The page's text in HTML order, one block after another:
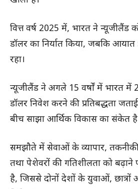
वित्त वर्ष 2025 में, भारत ने न्यूजीलैंड
डॉलर का निर्यात किया, जबकि
रहा।
न्यूजीलैंड ने अगले 15 वर्षों में भारत में
डॉलर निवेश करने की प्रतिबद्धता
बीच साझा आर्थिक विकास का संकेत
समझौते में सेवाओं के व्यापार,
तथा पेशेवरों की गतिशीलता को बढ़ाने
है, जिससे दोनों देशों के युवाओं, छात्रों